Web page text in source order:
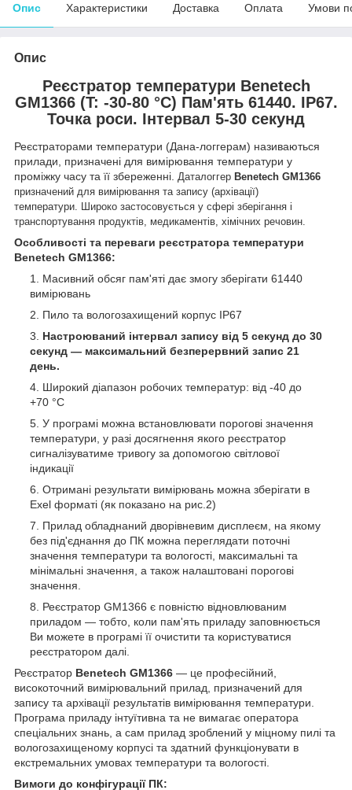
Опис Характеристики Доставка Оплата Умови
Опис
Реєстратор температури Benetech
GM1366 (T: -30-80 °C) Пам'ять 61440. IP67.
Точка роси. Інтервал 5-30 секунд
Реєстраторами температури (Дана-логгерам) називаються
прилади, призначені для вимірювання температури у
проміжку часу та її збереженні. Даталоггер Benetech GM1366
призначений для вимірювання та запису (архівації)
температури. Широко застосовується у сфері зберігання і
транспортування продуктів, медикаментів, хімічних речовин.
Особливості та переваги реєстратора температури
Benetech GM1366:
Масивний обсяг пам'яті дає змогу зберігати 61440
вимірювань
Пило та вологозахищений корпус IP67
Настроюваний інтервал запису від 5 секунд до 30
секунд — максимальний безперервний запис 21
день.
Широкий діапазон робочих температур: від -40 до
+70 °C
У програмі можна встановлювати порогові значення
температури, у разі досягнення якого реєстратор
сигналізуватиме тривогу за допомогою світлової
індикації
Отримані результати вимірювань можна зберігати в
Exel форматі (як показано на рис.2)
Прилад обладнаний дворівневим дисплеєм, на якому
без під'єднання до ПК можна переглядати поточні
значення температури та вологості, максимальні та
мінімальні значення, а також налаштовані порогові
значення.
Реєстратор GM1366 є повністю відновлюваним
приладом — тобто, коли пам'ять приладу заповнюється
Ви можете в програмі її очистити та користуватися
реєстратором далі.
Реєстратор Benetech GM1366 — це професійний,
високоточний вимірювальний прилад, призначений для
запису та архівації результатів вимірювання температури.
Програма приладу інтуїтивна та не вимагає оператора
спеціальних знань, а сам прилад зроблений у міцному пилі та
вологозахищеному корпусі та здатний функціонувати в
екстремальних умовах температури та вологості.
Вимоги до конфігурації ПК: